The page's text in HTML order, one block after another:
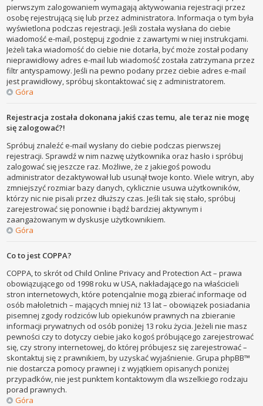
pierwszym zalogowaniem wymagają aktywowania rejestracji przez
osobę rejestrującą się lub przez administratora. Informacja o tym była
wyświetlona podczas rejestracji. Jeśli została wysłana do ciebie
wiadomość e-mail, postępuj zgodnie z zawartymi w niej instrukcjami.
Jeżeli taka wiadomość do ciebie nie dotarła, być może został podany
nieprawidłowy adres e-mail lub wiadomość została zatrzymana przez
filtr antyspamowy. Jeśli na pewno podany przez ciebie adres e-mail
jest prawidłowy, spróbuj skontaktować się z administratorem.
Góra
Rejestracja została dokonana jakiś czas temu, ale teraz nie mogę
się zalogować?!
Spróbuj znaleźć e-mail wysłany do ciebie podczas pierwszej
rejestracji. Sprawdź w nim nazwę użytkownika oraz hasło i spróbuj
zalogować się jeszcze raz. Możliwe, że z jakiegoś powodu
administrator dezaktywował lub usunął twoje konto. Wiele witryn, aby
zmniejszyć rozmiar bazy danych, cyklicznie usuwa użytkowników,
którzy nic nie pisali przez dłuższy czas. Jeśli tak się stało, spróbuj
zarejestrować się ponownie i bądź bardziej aktywnym i
zaangażowanym w dyskusje użytkownikiem.
Góra
Co to jest COPPA?
COPPA, to skrót od Child Online Privacy and Protection Act – prawa
obowiązującego od 1998 roku w USA, nakładającego na właścicieli
stron internetowych, które potencjalnie mogą zbierać informacje od
osób małoletnich – mających mniej niż 13 lat – obowiązek posiadania
pisemnej zgody rodziców lub opiekunów prawnych na zbieranie
informacji prywatnych od osób poniżej 13 roku życia. Jeżeli nie masz
pewności czy to dotyczy ciebie jako kogoś próbującego zarejestrować
się, czy strony internetowej, do której próbujesz się zarejestrować –
skontaktuj się z prawnikiem, by uzyskać wyjaśnienie. Grupa phpBB™
nie dostarcza pomocy prawnej i z wyjątkiem opisanych poniżej
przypadków, nie jest punktem kontaktowym dla wszelkiego rodzaju
porad prawnych.
Góra